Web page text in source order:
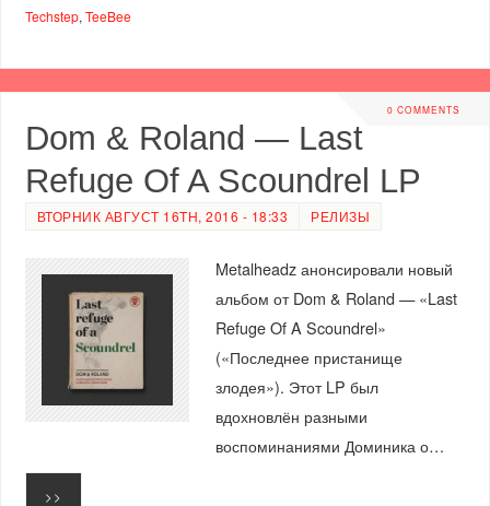
Techstep, TeeBee
0 COMMENTS
Dom & Roland — Last
Refuge Of A Scoundrel LP
ВТОРНИК АВГУСТ 16TH, 2016 - 18:33 РЕЛИЗЫ
Metalheadz анонсировали новый
альбом от Dom & Roland — «Last
Refuge Of A Scoundrel»
(«Последнее пристанище
злодея»). Этот LP был
вдохновлён разными
воспоминаниями Доминика о…
>>